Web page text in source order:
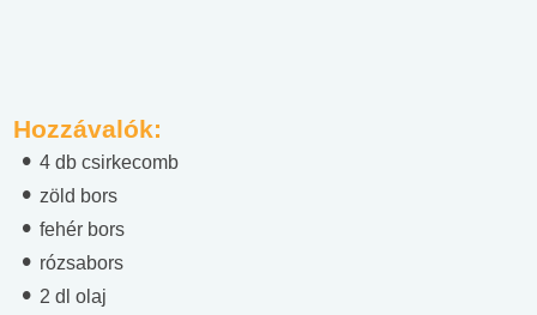
Hozzávalók:
4 db csirkecomb
zöld bors
fehér bors
rózsabors
2 dl olaj